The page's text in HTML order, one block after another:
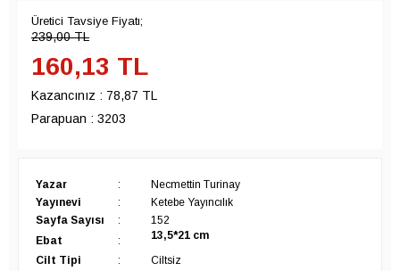
Üretici Tavsiye Fiyatı;
239,00TL
160,13 TL
Kazancınız : 78,87 TL
Parapuan : 3203
Yazar :
Necmettin Turinay
Yayınevi
:
Ketebe Yayıncılık
Sayfa Sayısı
:
152
Ebat
: 13,5*21 cm
Cilt Tipi
:
Ciltsiz